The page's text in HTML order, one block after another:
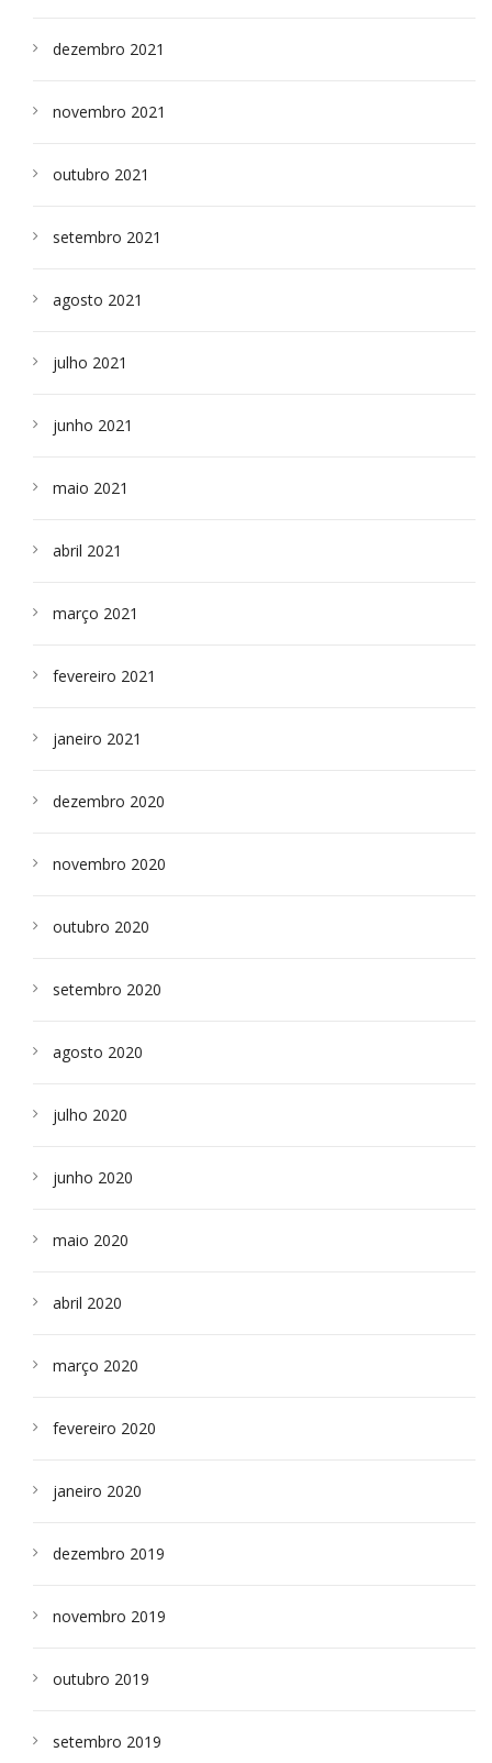
dezembro 2021
novembro 2021
outubro 2021
setembro 2021
agosto 2021
julho 2021
junho 2021
maio 2021
abril 2021
março 2021
fevereiro 2021
janeiro 2021
dezembro 2020
novembro 2020
outubro 2020
setembro 2020
agosto 2020
julho 2020
junho 2020
maio 2020
abril 2020
março 2020
fevereiro 2020
janeiro 2020
dezembro 2019
novembro 2019
outubro 2019
setembro 2019